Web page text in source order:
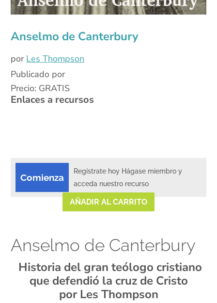
Anselmo de Canterbury
por Les Thompson
Publicado por
Precio: GRATIS
Enlaces a recursos
Comienza
Regístrate hoy Hágase miembro y
acceda nuestro recurso
AÑADIR AL CARRITO
Anselmo de Canterbury
Historia del gran teólogo cristiano
que defendió la cruz de Cristo
por Les Thompson